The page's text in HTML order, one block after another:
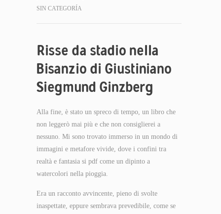
SIN CATEGORÍA
Risse da stadio nella
Bisanzio di Giustiniano
Siegmund Ginzberg
Alla fine, è stato un spreco di tempo, un libro che
non leggerò mai più e che non consiglierei a
nessuno. Mi sono trovato immerso in un mondo di
immagini e metafore vivide, dove i confini tra
realtà e fantasia si pdf come un dipinto a
watercolori nella pioggia.
Era un racconto avvincente, pieno di svolte
inaspettate, eppure sembrava prevedibile, come se